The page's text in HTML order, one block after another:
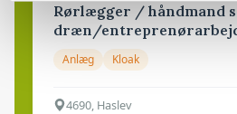
Rørlægger / håndmand
dræn/
Anlæg Kloak
4690, Haslev